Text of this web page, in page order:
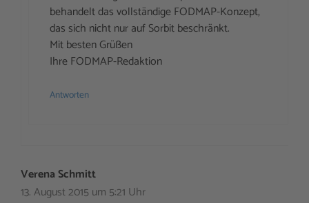
behandelt das vollständige FODMAP-Konzept,
das sich nicht nur auf Sorbit beschränkt.
Mit besten Grüßen
Ihre FODMAP-Redaktion
Antworten
Verena Schmitt
13. August 2015 um 5:21 Uhr